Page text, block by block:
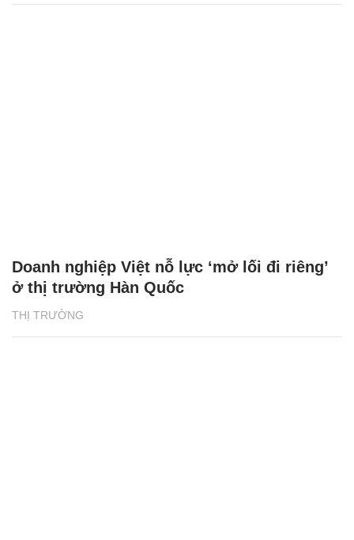
THỊ TRƯỜNG
Doanh nghiệp Việt nỗ lực ‘mở lối đi riêng’
ở thị trường Hàn Quốc